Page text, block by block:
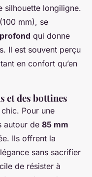
silhouette longiligne.
mm), se
qui donne
Il est souvent perçu
en confort qu’en
et des bottines
Pour une
autour de 85 mm
Ils offrent la
sans sacrifier
de résister à